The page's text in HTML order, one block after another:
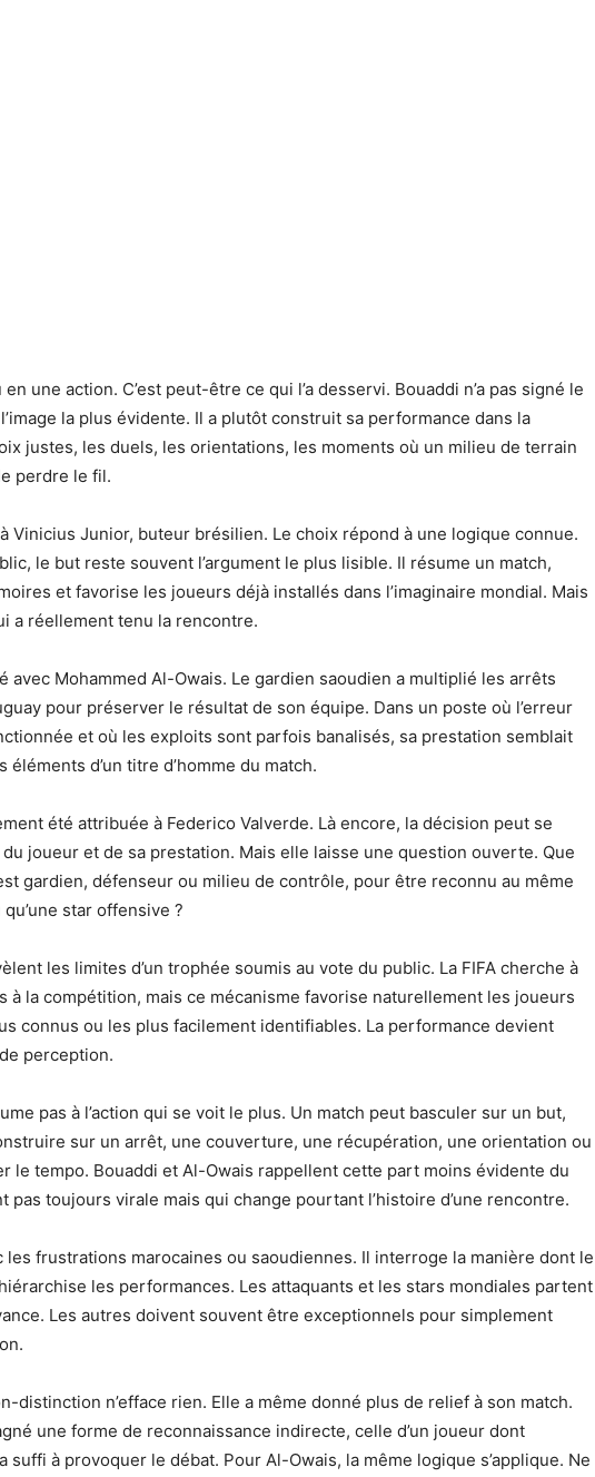
en une action. C’est peut-être ce qui l’a desservi. Bouaddi n’a pas signé le
la plus évidente. Il a plutôt construit sa performance dans la
justes, les duels, les orientations, les moments où un milieu de terrain
perdre le fil.
Vinicius Junior, buteur brésilien. Le choix répond à une logique connue.
le but reste souvent l’argument le plus lisible. Il résume un match,
et favorise les joueurs déjà installés dans l’imaginaire mondial. Mais
a réellement tenu la rencontre.
avec Mohammed Al-Owais. Le gardien saoudien a multiplié les arrêts
pour préserver le résultat de son équipe. Dans un poste où l’erreur
et où les exploits sont parfois banalisés, sa prestation semblait
d’un titre d’homme du match.
été attribuée à Federico Valverde. Là encore, la décision peut se
joueur et de sa prestation. Mais elle laisse une question ouverte. Que
gardien, défenseur ou milieu de contrôle, pour être reconnu au même
star offensive ?
les limites d’un trophée soumis au vote du public. La FIFA cherche à
à la compétition, mais ce mécanisme favorise naturellement les joueurs
connus ou les plus facilement identifiables. La performance devient
perception.
pas à l’action qui se voit le plus. Un match peut basculer sur un but,
sur un arrêt, une couverture, une récupération, une orientation ou
le tempo. Bouaddi et Al-Owais rappellent cette part moins évidente du
pas toujours virale mais qui change pourtant l’histoire d’une rencontre.
les frustrations marocaines ou saoudiennes. Il interroge la manière dont le
les performances. Les attaquants et les stars mondiales partent
Les autres doivent souvent être exceptionnels pour simplement
distinction n’efface rien. Elle a même donné plus de relief à son match.
une forme de reconnaissance indirecte, celle d’un joueur dont
suffi à provoquer le débat. Pour Al-Owais, la même logique s’applique. Ne